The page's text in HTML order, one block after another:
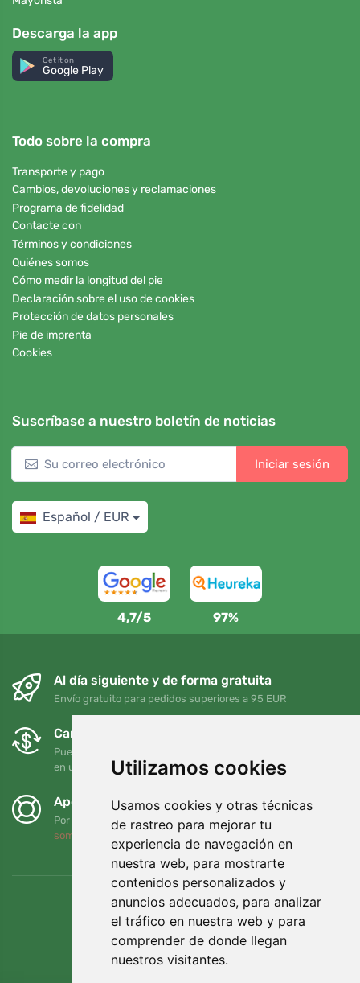
Utilizamos cookies
Usamos cookies y otras técnicas
de rastreo para mejorar tu
experiencia de navegación en
nuestra web, para mostrarte
contenidos personalizados y
anuncios adecuados, para analizar
el tráfico en nuestra web y para
comprender de donde llegan
nuestros visitantes.
Descarga la app
Get it on
Google Play
Todo sobre la compra
Transporte y pago
Cambios, devoluciones y reclamaciones
Programa de fidelidad
Contacte con
Términos y condiciones
Quiénes somos
Cómo medir la longitud del pie
Declaración sobre el uso de cookies
Protección de datos personales
Pie de imprenta
Cookies
Suscríbase a nuestro boletín de noticias
Iniciar sesión
Español / EUR
4,7/5 97%
Al día siguiente y de forma gratuita
Envío gratuito para pedidos superiores a 95 EUR
Cambios y devoluciones gratuitos
Puede devolver o cambiar su pedido en cualquier momento
en un plazo de 90 días
Apoyamos a Trees.org
Por cada pedido plantamos un árbol. Leer más
somos